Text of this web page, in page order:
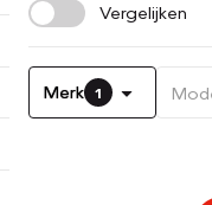
Vergelijken
Merk 1